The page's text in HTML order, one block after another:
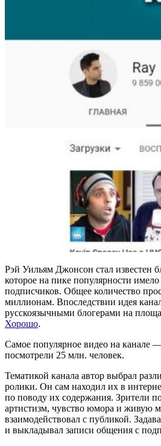
Рэй Уильям Джонсон стал известен
которое на пике популярности
подписчиков. Общее количество
миллионам. Впоследствии идея
русскоязычными блогерами на
Хорошо.
Самое популярное видео на
посмотрели 25 млн. человек.
Тематикой канала автор выбрал
ролики. Он сам находил их в
по поводу их содержания. Зрители
артистизм, чувство юмора и живую
взаимодействовал с публикой.
и выкладывал записи общения с